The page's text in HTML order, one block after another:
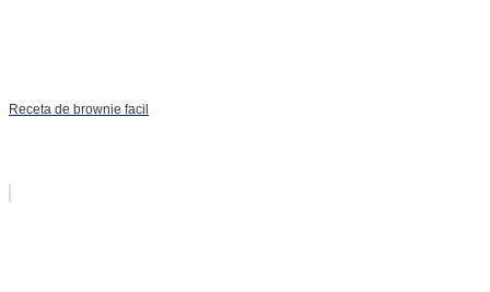
Receta de brownie facil